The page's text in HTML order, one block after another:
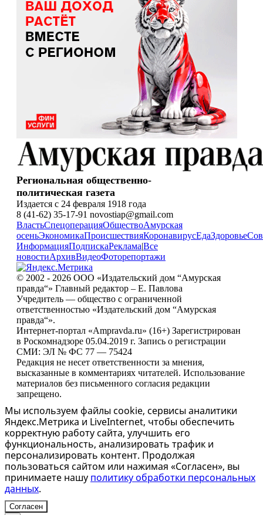
Региональная общественно-
политическая газета
Издается с 24 февраля 1918 года
8 (41-62) 35-17-91 novostiap@gmail.com
ВластьСпецоперацияОбществоАмурская
осеньЭкономикаПроисшествияКоронавирусЕдаЗдоровье
ИнформацияПодпискаРеклама|Все
новостиАрхивВидеоФоторепортажи
© 2002 - 2026 ООО «Издательский дом “Амурская
правда“» Главный редактор – Е. Павлова
Учредитель — общество с ограниченной
ответственностью «Издательский дом “Амурская
правда“».
Интернет-портал «Ampravda.ru» (16+) Зарегистрирован
в Роскомнадзоре 05.04.2019 г. Запись о регистрации
СМИ: ЭЛ № ФС 77 — 75424
Редакция не несет ответственности за мнения,
высказанные в комментариях читателей. Использование
материалов без письменного согласия редакции
запрещено.
Мы используем файлы cookie, сервисы аналитики
Яндекс.Метрика и LiveInternet, чтобы обеспечить
корректную работу сайта, улучшить его
функциональность, анализировать трафик и
персонализировать контент. Продолжая
пользоваться сайтом или нажимая «Согласен», вы
принимаете нашу политику обработки персональных
данных.
Согласен